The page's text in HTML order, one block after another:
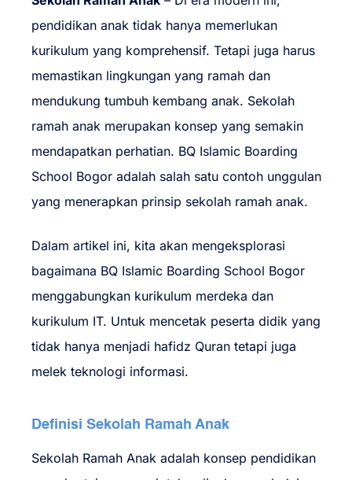
pendidikan anak tidak hanya memerlukan
kurikulum yang komprehensif. Tetapi juga harus
memastikan lingkungan yang ramah dan
mendukung tumbuh kembang anak. Sekolah
ramah anak merupakan konsep yang semakin
mendapatkan perhatian. BQ Islamic Boarding
School Bogor adalah salah satu contoh unggulan
yang menerapkan prinsip sekolah ramah anak.
Dalam artikel ini, kita akan mengeksplorasi
bagaimana BQ Islamic Boarding School Bogor
menggabungkan kurikulum merdeka dan
kurikulum IT. Untuk mencetak peserta didik yang
tidak hanya menjadi hafidz Quran tetapi juga
melek teknologi informasi.
Definisi Sekolah Ramah Anak
Sekolah Ramah Anak adalah konsep pendidikan